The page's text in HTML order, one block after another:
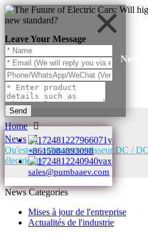
Leave Your Message
Send
+8615084893098
sales@pumbaaev.com
News
Home
News
Qu'est-ce qu'un convertisseur DC /
électriques
News Categories
Mises à jour de l'entreprise
Actualités de l'industrie